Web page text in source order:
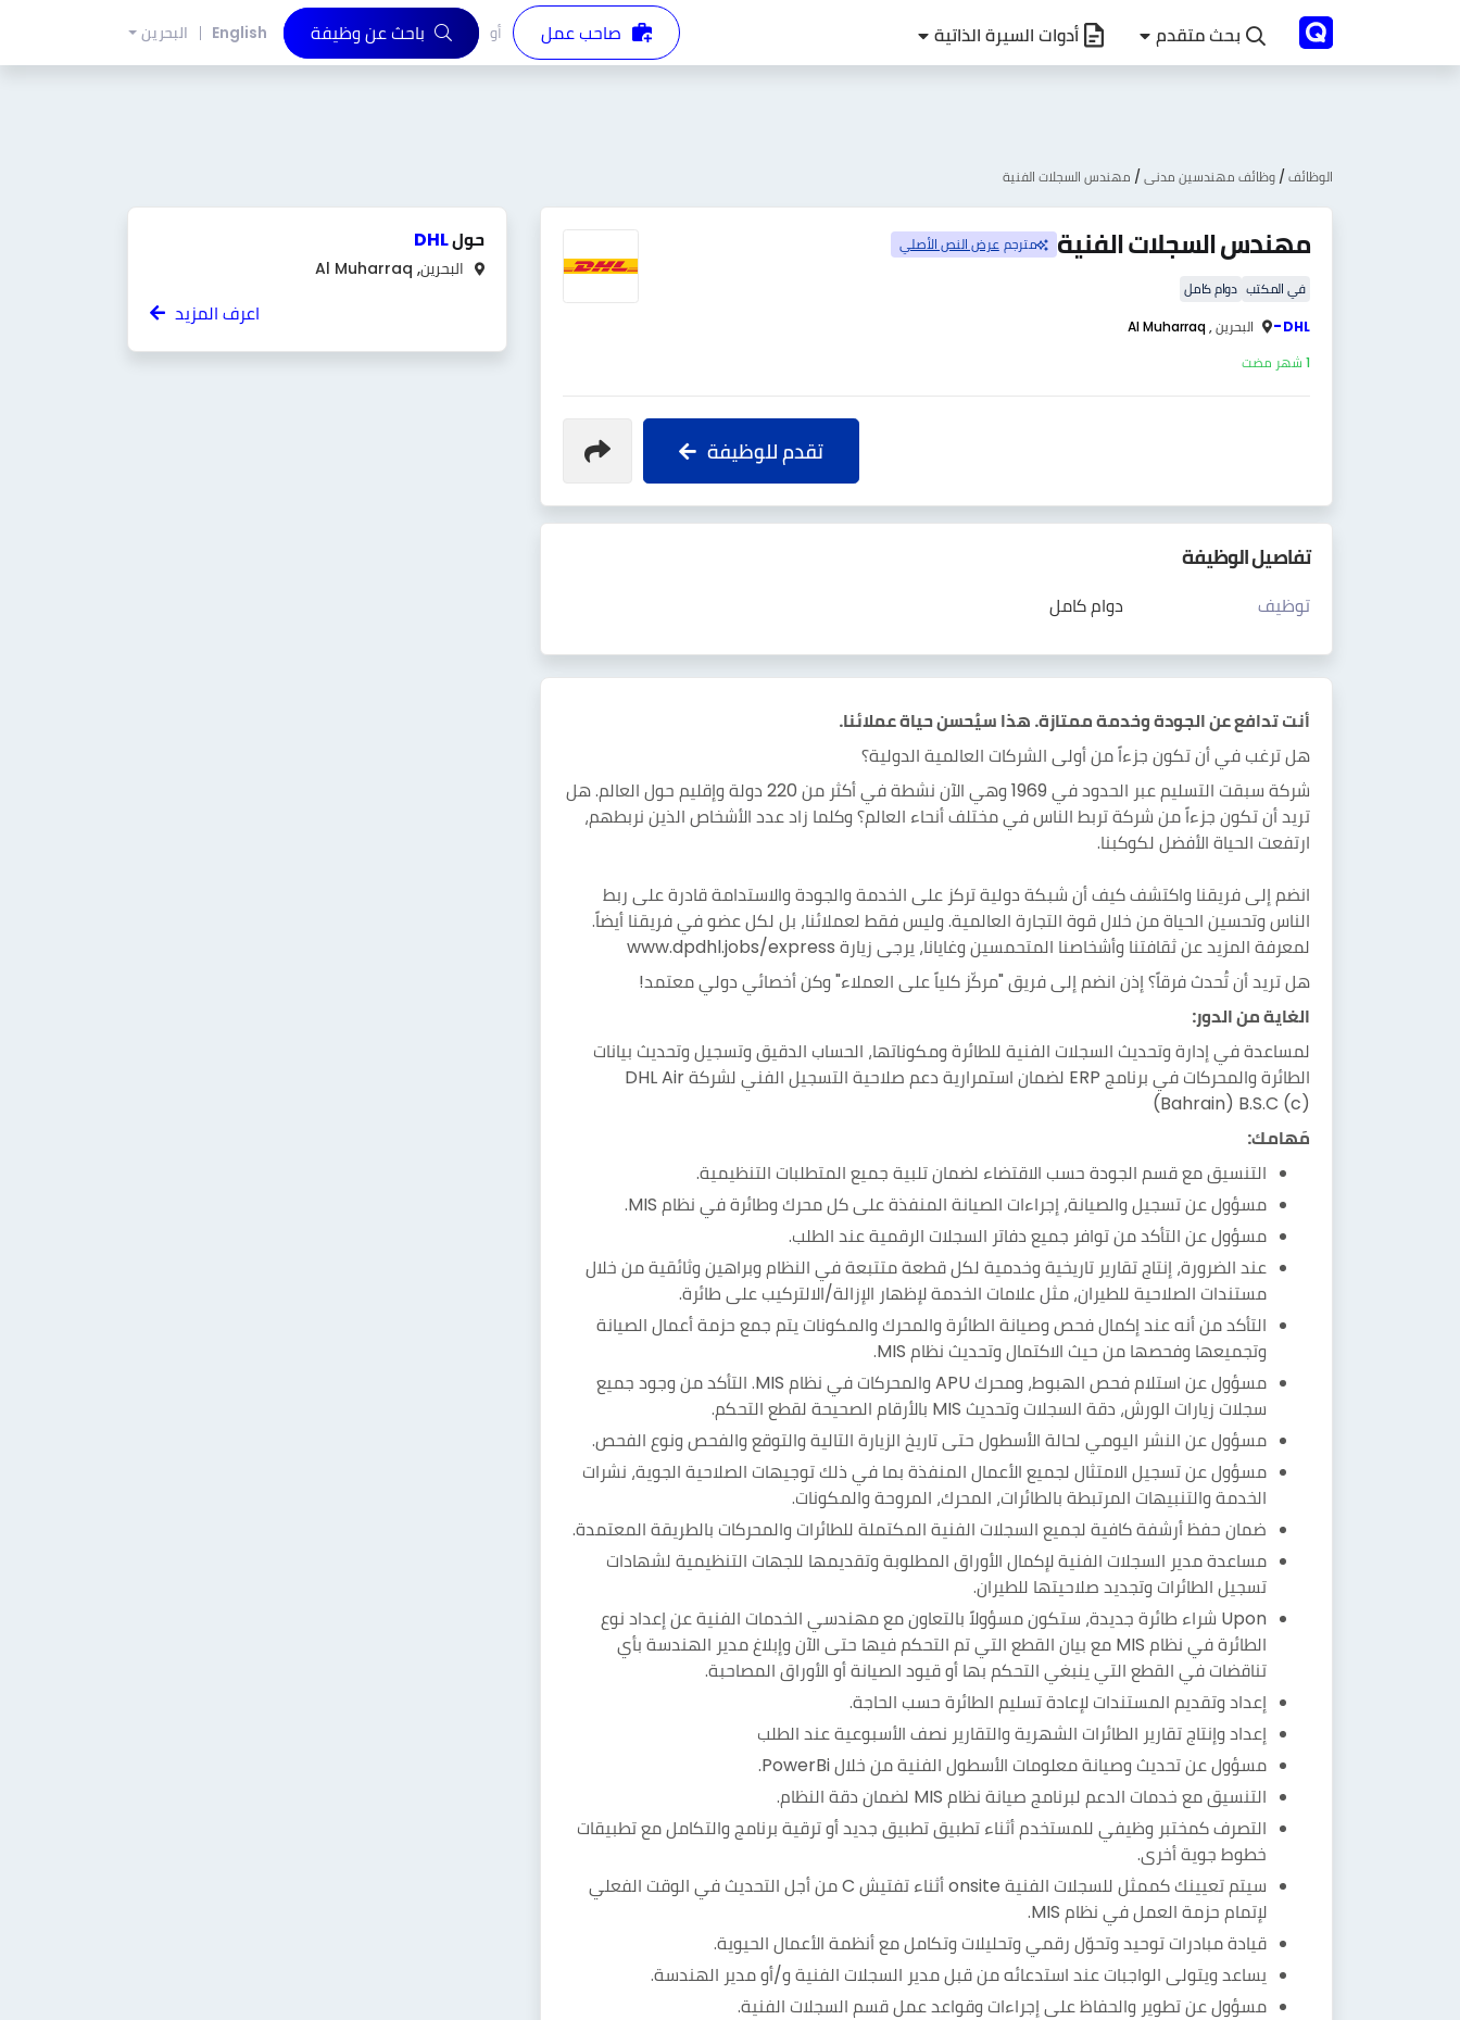
بحث متقدم أدوات السيرة الذاتية صاحب عمل أو باحث عن وظيفة English البحرين
الوظائف / وظائف مهندسين مدنى / مهندس السجلات الفنية
مهندس السجلات الفنية مترجم عرض النص الأصلي
في المكتب دوام كامل
DHL
- البحرين ,Al Muharraq
1 شهر مضت
تقدم للوظيفة
تفاصيل الوظيفة
توظيف دوام كامل
أنت تدافع عن الجودة وخدمة ممتازة. هذا سيُحسن حياة عملائنا.
هل ترغب في أن تكون جزءاً من أولى الشركات العالمية الدولية؟
شركة سبقت التسليم عبر الحدود في 1969 وهي الآن نشطة في أكثر من 220 دولة وإقليم حول العالم. هل
تريد أن تكون جزءاً من شركة تربط الناس في مختلف أنحاء العالم؟ وكلما زاد عدد الأشخاص الذين نربطهم،
ارتفعت الحياة الأفضل لكوكبنا.
انضم إلى فريقنا واكتشف كيف أن شبكة دولية تركز على الخدمة والجودة والاستدامة قادرة على ربط
الناس وتحسين الحياة من خلال قوة التجارة العالمية. وليس فقط لعملائنا، بل لكل عضو في فريقنا أيضاً.
لمعرفة المزيد عن ثقافتنا وأشخاصنا المتحمسين وغايانا، يرجى زيارة www.dpdhl.jobs/express
هل تريد أن تُحدث فرقاً؟ إذن انضم إلى فريق "مركّز كلياً على العملاء" وكن أخصائي دولي معتمد!
الغاية من الدور:
لمساعدة في إدارة وتحديث السجلات الفنية للطائرة ومكوناتها، الحساب الدقيق وتسجيل وتحديث بيانات
الطائرة والمحركات في برنامج ERP لضمان استمرارية دعم صلاحية التسجيل الفني لشركة DHL Air
(Bahrain) B.S.C (c)
مَهامك:
التنسيق مع قسم الجودة حسب الاقتضاء لضمان تلبية جميع المتطلبات التنظيمية.
مسؤول عن تسجيل والصيانة، إجراءات الصيانة المنفذة على كل محرك وطائرة في نظام MIS.
مسؤول عن التأكد من توافر جميع دفاتر السجلات الرقمية عند الطلب.
عند الضرورة، إنتاج تقارير تاريخية وخدمية لكل قطعة متتبعة في النظام وبراهين وثائقية من خلال
مستندات الصلاحية للطيران، مثل علامات الخدمة لإظهار الإزالة/الالتركيب على طائرة.
التأكد من أنه عند إكمال فحص وصيانة الطائرة والمحرك والمكونات يتم جمع حزمة أعمال الصيانة
وتجميعها وفحصها من حيث الاكتمال وتحديث نظام MIS.
مسؤول عن استلام فحص الهبوط، ومحرك APU والمحركات في نظام MIS. التأكد من وجود جميع
سجلات زيارات الورش، دقة السجلات وتحديث MIS بالأرقام الصحيحة لقطع التحكم.
مسؤول عن النشر اليومي لحالة الأسطول حتى تاريخ الزيارة التالية والتوقع والفحص ونوع الفحص.
مسؤول عن تسجيل الامتثال لجميع الأعمال المنفذة بما في ذلك توجيهات الصلاحية الجوية، نشرات
الخدمة والتنبيهات المرتبطة بالطائرات، المحرك، المروحة والمكونات.
ضمان حفظ أرشفة كافية لجميع السجلات الفنية المكتملة للطائرات والمحركات بالطريقة المعتمدة.
مساعدة مدير السجلات الفنية لإكمال الأوراق المطلوبة وتقديمها للجهات التنظيمية لشهادات
تسجيل الطائرات وتجديد صلاحيتها للطيران.
Upon شراء طائرة جديدة، ستكون مسؤولاً بالتعاون مع مهندسي الخدمات الفنية عن إعداد نوع
الطائرة في نظام MIS مع بيان القطع التي تم التحكم فيها حتى الآن وإبلاغ مدير الهندسة بأي
تناقضات في القطع التي ينبغي التحكم بها أو قيود الصيانة أو الأوراق المصاحبة.
إعداد وتقديم المستندات لإعادة تسليم الطائرة حسب الحاجة.
إعداد وإنتاج تقارير الطائرات الشهرية والتقارير نصف الأسبوعية عند الطلب
مسؤول عن تحديث وصيانة معلومات الأسطول الفنية من خلال PowerBi.
التنسيق مع خدمات الدعم لبرنامج صيانة نظام MIS لضمان دقة النظام.
التصرف كمختبر وظيفي للمستخدم أثناء تطبيق تطبيق جديد أو ترقية برنامج والتكامل مع تطبيقات
خطوط جوية أخرى.
سيتم تعيينك كممثل للسجلات الفنية onsite أثناء تفتيش C من أجل التحديث في الوقت الفعلي
لإتمام حزمة العمل في نظام MIS.
قيادة مبادرات توحيد وتحوّل رقمي وتحليلات وتكامل مع أنظمة الأعمال الحيوية.
يساعد ويتولى الواجبات عند استدعائه من قبل مدير السجلات الفنية و/أو مدير الهندسة.
مسؤول عن تطوير والحفاظ على إجراءات وقواعد عمل قسم السجلات الفنية.
حولDHL
البحرين, Al Muharraq
اعرف المزيد